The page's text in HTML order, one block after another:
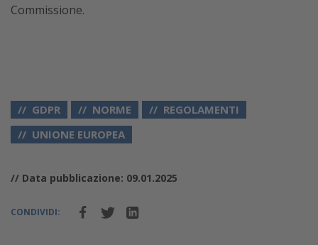
Commissione.
GDPR NORME
REGOLAMENTI
UNIONE EUROPEA
// Data pubblicazione: 09.01.2025
CONDIVIDI: